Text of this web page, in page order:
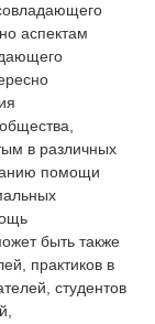
аспектам
в различных
помощи
быть также
практиков в
студентов